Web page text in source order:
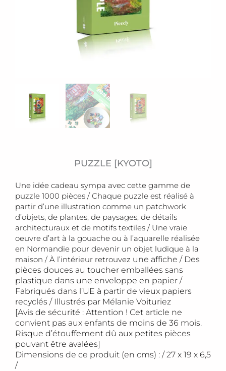
PUZZLE [KYOTO]
Une idée cadeau sympa avec cette gamme de
puzzle 1000 pièces / Chaque puzzle est réalisé à
partir d’une illustration comme un patchwork
d’objets, de plantes, de paysages, de détails
architecturaux et de motifs textiles / Une vraie
oeuvre d’art à la gouache ou à l’aquarelle réalisée
en Normandie pour devenir un objet ludique à la
maison / À l’intérieur retrouvez une affiche / Des
pièces douces au toucher emballées sans
plastique dans une enveloppe en papier /
Fabriqués dans l’UE à partir de vieux papiers
recyclés / Illustrés par Mélanie Voituriez
[Avis de sécurité : Attention ! Cet article ne
convient pas aux enfants de moins de 36 mois.
Risque d’étouffement dû aux petites pièces
pouvant être avalées]
Dimensions de ce produit (en cms) : / 27 x 19 x 6,5
/